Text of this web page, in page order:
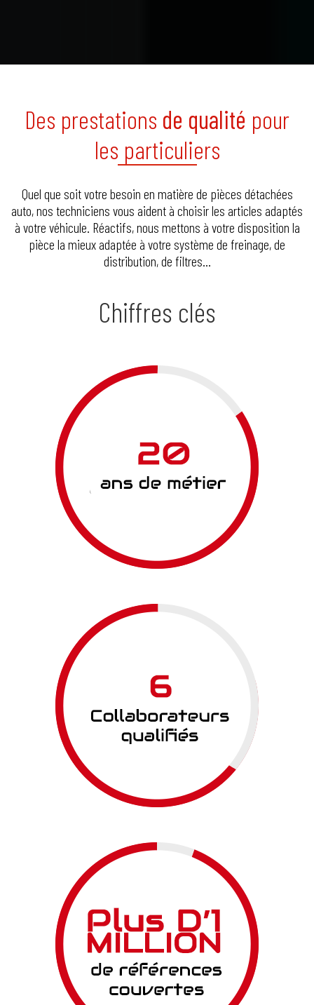
Des prestations de qualité pour
les particuliers
Quel que soit votre besoin en matière de pièces détachées
auto, nos techniciens vous aident à choisir les articles adaptés
à votre véhicule. Réactifs, nous mettons à votre disposition la
pièce la mieux adaptée à votre système de freinage, de
distribution, de filtres…
Chiffres clés